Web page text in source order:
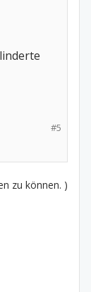
#5
zu können. )